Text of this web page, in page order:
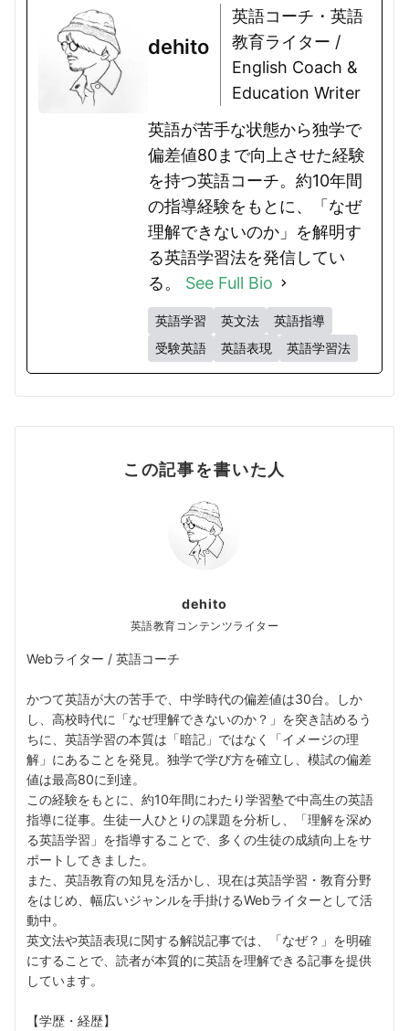
dehito
英語コーチ・英語
教育ライター /
English Coach &
Education Writer
英語が苦手な状態から独学で
偏差値80まで向上させた経験
を持つ英語コーチ。約10年間
の指導経験をもとに、「なぜ
理解できないのか」を解明す
る英語学習法を発信してい
る。 See Full Bio
英語学習 英文法
英語指導
受験英語
英語表現 英語学習法
この記事を書いた人
dehito
英語教育コンテンツライター
Webライター / 英語コーチ
かつて英語が大の苦手で、中学時代の偏差値は30台。しか
し、高校時代に「なぜ理解できないのか？」を突き詰めるう
ちに、英語学習の本質は「暗記」ではなく「イメージの理
解」にあることを発見。独学で学び方を確立し、模試の偏差
値は最高80に到達。
この経験をもとに、約10年間にわたり学習塾で中高生の英語
指導に従事。生徒一人ひとりの課題を分析し、「理解を深め
る英語学習」を指導することで、多くの生徒の成績向上をサ
ポートしてきました。
また、英語教育の知見を活かし、現在は英語学習・教育分野
をはじめ、幅広いジャンルを手掛けるWebライターとして活
動中。
英文法や英語表現に関する解説記事では、「なぜ？」を明確
にすることで、読者が本質的に英語を理解できる記事を提供
しています。
【学歴・経歴】